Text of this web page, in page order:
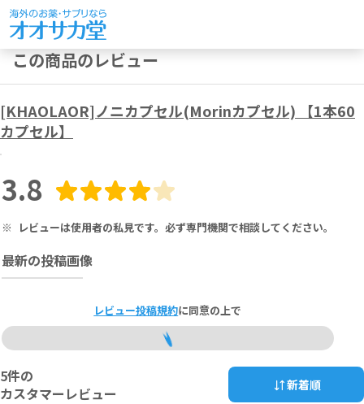
この商品のレビュー
[KHAOLAOR]ノニカプセル(Morinカプセル) 【1本60
カプセル】
3.8
※ レビューは使用者の私見です。必ず専門機関で相談してください。
最新の投稿画像
レビュー投稿規約に同意の上で
5件の
カスタマーレビュー
新着順